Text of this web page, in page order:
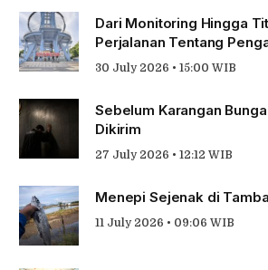
Dari Monitoring Hingga
Perjalanan Tentang
30 July 2026 • 15:00 WIB
Sebelum Karangan
Dikirim
27 July 2026 • 12:12 WIB
Menepi Sejenak di
11 July 2026 • 09:06 WIB